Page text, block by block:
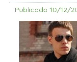
Publicado 10/12/